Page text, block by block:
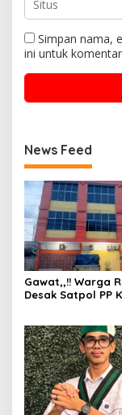
Simpan nama,
ini untuk
News Feed
Gawat,,!! Warga
Desak Satpol PP
Ajang “Kumpul